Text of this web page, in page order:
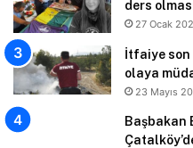
ders
27 Ocak
İtfaiye son
olaya
23 Mayıs
Başbakan